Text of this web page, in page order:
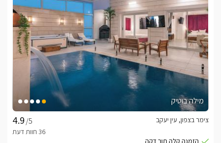
מילה בוטיק
/5
צימר בצפון, עין יעקב